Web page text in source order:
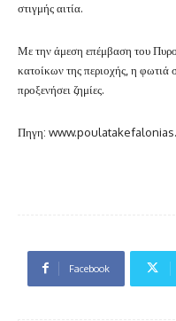
στιγμής αιτία.
Με την άμεση επέμβαση του
κατοίκων της περιοχής, η φωτιά
προξενήσει ζημίες.
Πηγη:
Facebook